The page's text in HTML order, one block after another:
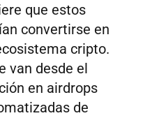
que estos
convertirse en
cripto.
van desde el
en airdrops
de